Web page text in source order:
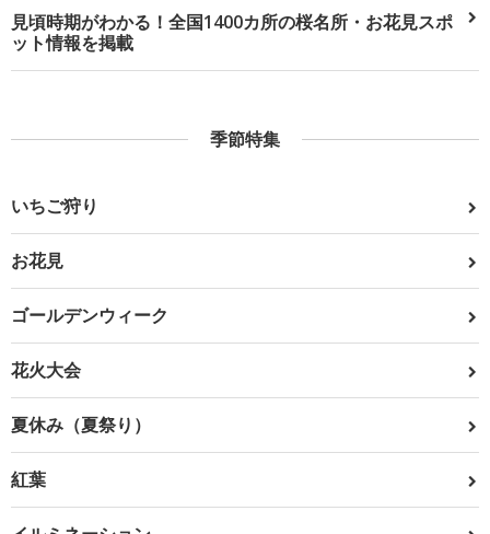
見頃時期がわかる！全国1400カ所の桜名所・お花見スポ
ット情報を掲載
季節特集
いちご狩り
お花見
ゴールデンウィーク
花火大会
夏休み（夏祭り）
紅葉